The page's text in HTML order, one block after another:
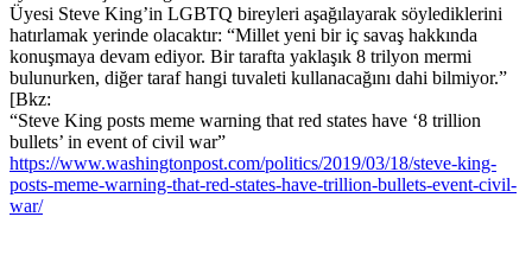
Üyesi Steve King’in LGBTQ bireyleri aşağılayarak söylediklerini
hatırlamak yerinde olacaktır: “Millet yeni bir iç savaş hakkında
konuşmaya devam ediyor. Bir tarafta yaklaşık 8 trilyon mermi
bulunurken, diğer taraf hangi tuvaleti kullanacağını dahi bilmiyor.”
[Bkz:
“Steve King posts meme warning that red states have ‘8 trillion
bullets’ in event of civil war”
https://www.washingtonpost.com/politics/2019/03/18/steve-king-
posts-meme-warning-that-red-states-have-trillion-bullets-event-civil-
war/